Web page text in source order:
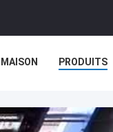
MAISON PRODUITS